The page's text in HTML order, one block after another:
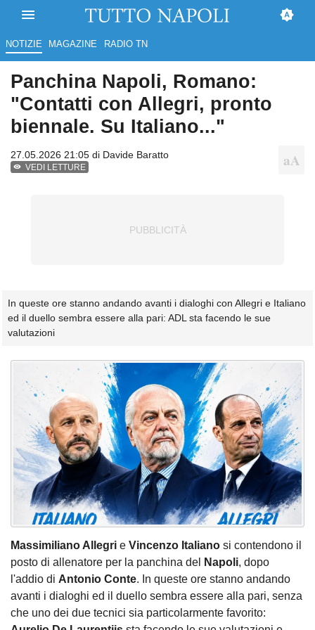
NOTIZIE MAGAZINE RADIO TN
Panchina Napoli, Romano:
"Contatti con Allegri, pronto
biennale. Su Italiano..."
27.05.2026 21:05 di Davide Baratto
VEDI LETTURE
In queste ore stanno andando avanti i dialoghi con Allegri e Italiano
ed il duello sembra essere alla pari: ADL sta facendo le sue
valutazioni
Massimiliano Allegri e Vincenzo Italiano si contendono il
posto di allenatore per la panchina del
Napoli, dopo
l'addio di Antonio Conte. In queste ore stanno andando
avanti i dialoghi ed il duello sembra essere alla pari, senza
che uno dei due tecnici sia particolarmente favorito: